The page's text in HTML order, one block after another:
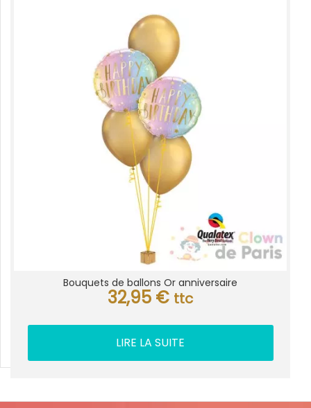
Bouquets de ballons Or anniversaire
32,95 € ttc
LIRE LA SUITE